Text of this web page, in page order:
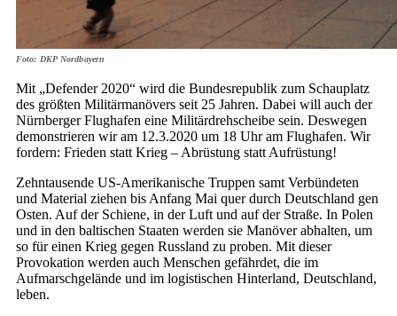
Foto: DKP Nordbayern
Mit „Defender 2020“ wird die Bundesrepublik zum Schauplatz
des größten Militärmanövers seit 25 Jahren. Dabei will auch der
Nürnberger Flughafen eine Militärdrehscheibe sein. Deswegen
demonstrieren wir am 12.3.2020 um 18 Uhr am Flughafen. Wir
fordern: Frieden statt Krieg – Abrüstung statt Aufrüstung!
Zehntausende US-Amerikanische Truppen samt Verbündeten
und Material ziehen bis Anfang Mai quer durch Deutschland gen
Osten. Auf der Schiene, in der Luft und auf der Straße. In Polen
und in den baltischen Staaten werden sie Manöver abhalten, um
so für einen Krieg gegen Russland zu proben. Mit dieser
Provokation werden auch Menschen gefährdet, die im
Aufmarschgelände und im logistischen Hinterland, Deutschland,
leben.